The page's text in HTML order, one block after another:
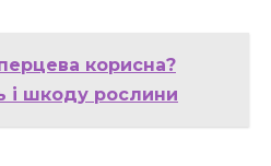
корисна?
і шкоду рослини